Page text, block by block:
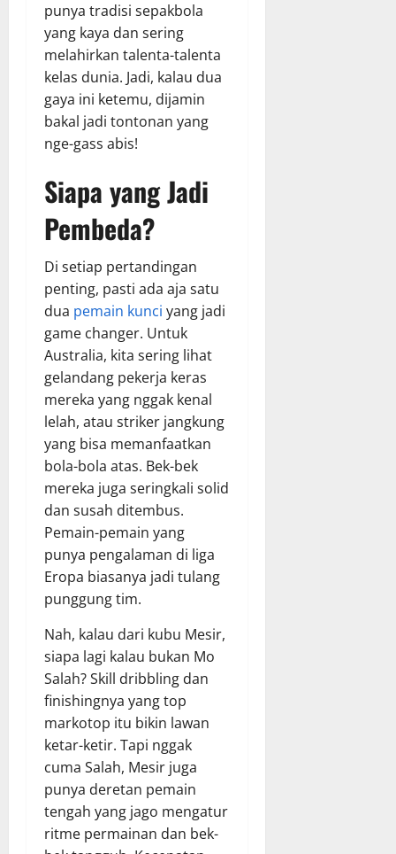
punya tradisi sepakbola
yang kaya dan sering
melahirkan talenta-talenta
kelas dunia. Jadi, kalau dua
gaya ini ketemu, dijamin
bakal jadi tontonan yang
nge-gass abis!
Siapa yang Jadi
Pembeda?
Di setiap pertandingan
penting, pasti ada aja satu
dua pemain kunci yang jadi
game changer. Untuk
Australia, kita sering lihat
gelandang pekerja keras
mereka yang nggak kenal
lelah, atau striker jangkung
yang bisa memanfaatkan
bola-bola atas. Bek-bek
mereka juga seringkali solid
dan susah ditembus.
Pemain-pemain yang
punya pengalaman di liga
Eropa biasanya jadi tulang
punggung tim.
Nah, kalau dari kubu Mesir,
siapa lagi kalau bukan Mo
Salah? Skill dribbling dan
finishingnya yang top
markotop itu bikin lawan
ketar-ketir. Tapi nggak
cuma Salah, Mesir juga
punya deretan pemain
tengah yang jago mengatur
ritme permainan dan bek-